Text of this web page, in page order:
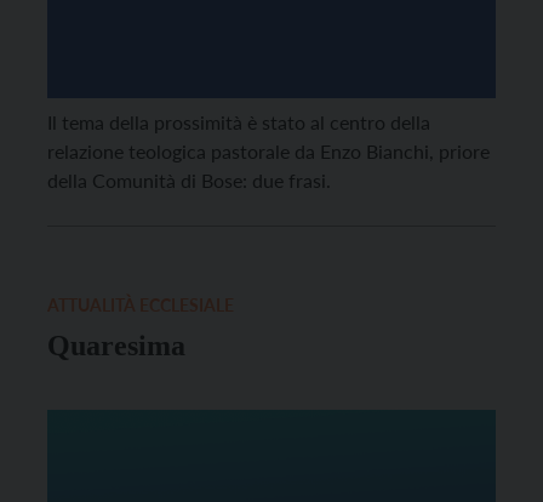
Il tema della prossimità è stato al centro della
relazione teologica pastorale da Enzo Bianchi, priore
della Comunità di Bose: due frasi.
Quaresima